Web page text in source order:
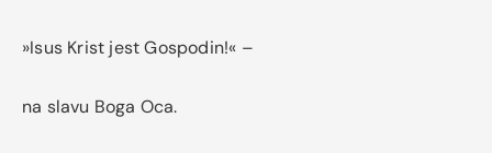
»Isus Krist jest Gospodin!« –
na slavu Boga Oca.